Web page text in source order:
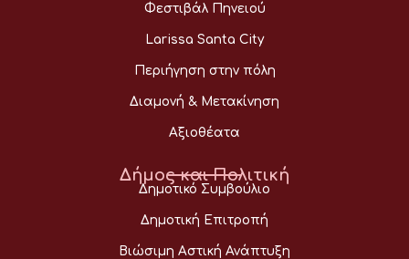
Φεστιβάλ Πηνειού
Larissa Santa City
Περιήγηση στην πόλη
Διαμονή & Μετακίνηση
Αξιοθέατα
Δήμος και Πολιτική
Δημοτικό Συμβούλιο
Δημοτική Επιτροπή
Βιώσιμη Αστική Ανάπτυξη